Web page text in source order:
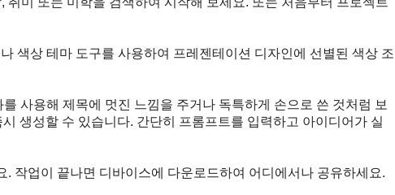
색상 테마 도구를 사용하여 프레젠테이션 디자인에 선별된 색상 조
사용해 제목에 멋진 느낌을 주거나 독특하게 손으로 쓴 것처럼 보
생성할 수 있습니다. 간단히 프롬프트를 입력하고 아이디어가 실
작업이 끝나면 디바이스에 다운로드하여 어디에서나 공유하세요.